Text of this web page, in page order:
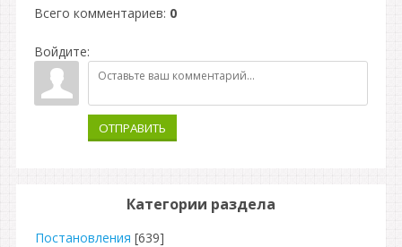
Всего комментариев: 0
Войдите:
ОТПРАВИТЬ
Категории раздела
Постановления [639]